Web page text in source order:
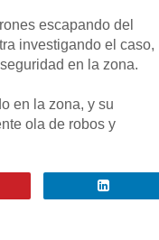
escapando del
investigando el caso,
en la zona.
en la zona, y su
ola de robos y